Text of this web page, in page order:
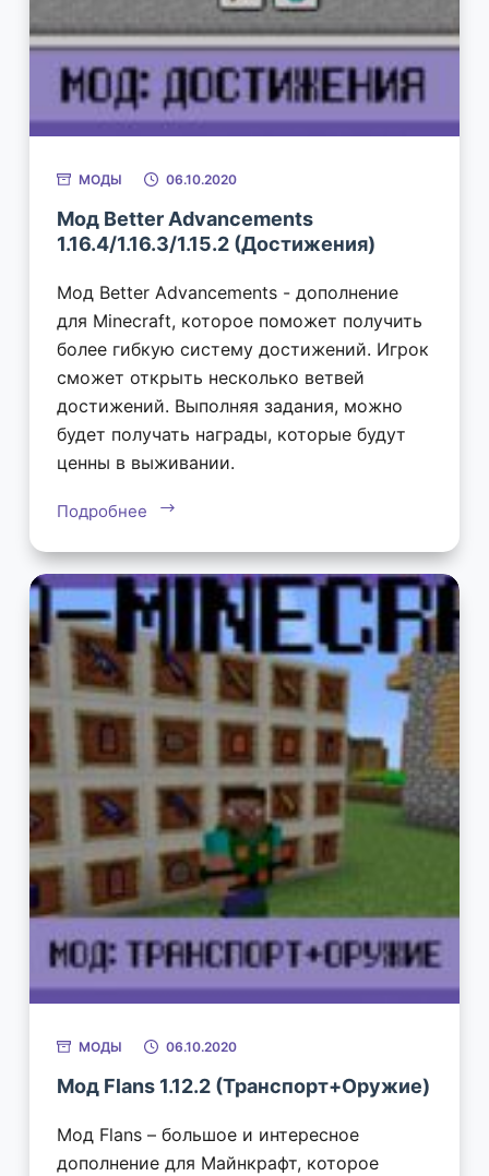
МОДЫ 06.10.2020
Мод Better Advancements
1.16.4/1.16.3/1.15.2 (Достижения)
Мод Better Advancements - дополнение
для Minecraft, которое поможет получить
более гибкую систему достижений. Игрок
сможет открыть несколько ветвей
достижений. Выполняя задания, можно
будет получать награды, которые будут
ценны в выживании.
Подробнее
МОДЫ 06.10.2020
Мод Flans 1.12.2 (Транспорт+Оружие)
Мод Flans – большое и интересное
дополнение для Майнкрафт, которое